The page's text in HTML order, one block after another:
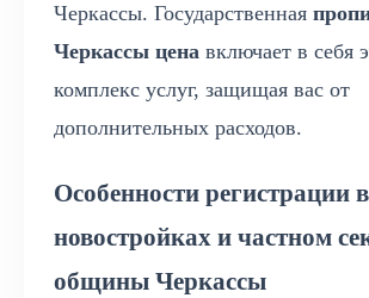
Черкассы. Государственная
Черкассы цена включает в себя
комплекс услуг, защищая вас от
дополнительных расходов.
Особенности регистрации в
новостройках и частном
общины Черкассы